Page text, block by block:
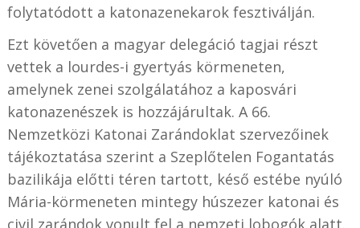
folytatódott a katonazenekarok fesztiválján.
Ezt követően a magyar delegáció tagjai részt
vettek a lourdes-i gyertyás körmeneten,
amelynek zenei szolgálatához a kaposvári
katonazenészek is hozzájárultak. A 66.
Nemzetközi Katonai Zarándoklat szervezőinek
tájékoztatása szerint a Szeplőtelen Fogantatás
bazilikája előtti téren tartott, késő estébe nyúló
Mária-körmeneten mintegy húszezer katonai és
civil zarándok vonult fel a nemzeti lobogók alatt.